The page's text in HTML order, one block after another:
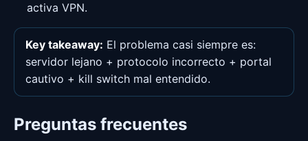
activa VPN.
Key takeaway: El problema casi siempre es:
servidor lejano + protocolo incorrecto + portal
cautivo + kill switch mal entendido.
Preguntas frecuentes